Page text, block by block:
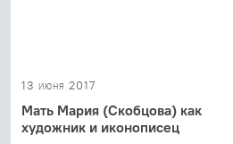
13 июня 2017
Мать Мария (Скобцова) как
художник и иконописец